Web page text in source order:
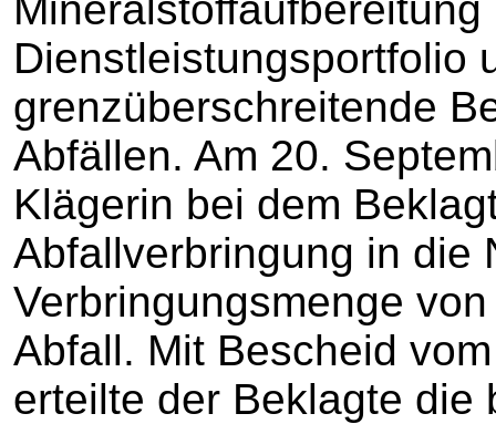
Dienstleistungsportfolio
grenzüberschreitende
Abfällen. Am 20.
Klägerin bei dem
Abfallverbringung in die
Verbringungsmenge
Abfall. Mit Bescheid
erteilte der Beklagte die